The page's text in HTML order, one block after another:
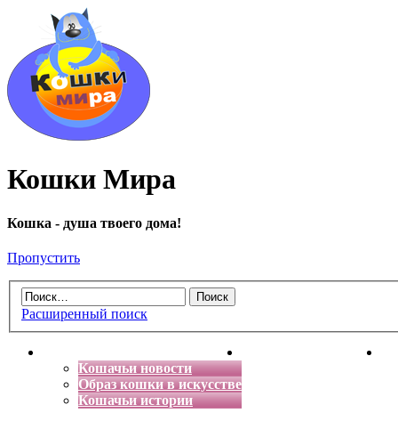
Кошки Мира
Кошка - душа твоего дома!
Пропустить
Расширенный поиск
Кошачьи новости
Образ кошки в искусстве
Кошачьи истории
Энциклопедия кошек